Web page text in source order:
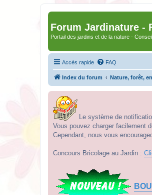
Forum Jardinature -
Portail des jardins et de la nature -
Accès rapide FAQ
Index du forum Nature, forêt,
Le système de
Vous pouvez charger facilement
Cependant, nous vous
Concours Bricolage au Jardin :